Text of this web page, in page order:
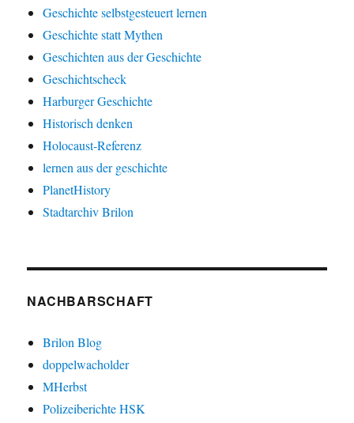
Geschichte selbstgesteuert lernen
Geschichte statt Mythen
Geschichten aus der Geschichte
Geschichtscheck
Harburger Geschichte
Historisch denken
Holocaust-Referenz
lernen aus der geschichte
PlanetHistory
Stadtarchiv Brilon
NACHBARSCHAFT
Brilon Blog
doppelwacholder
MHerbst
Polizeiberichte HSK